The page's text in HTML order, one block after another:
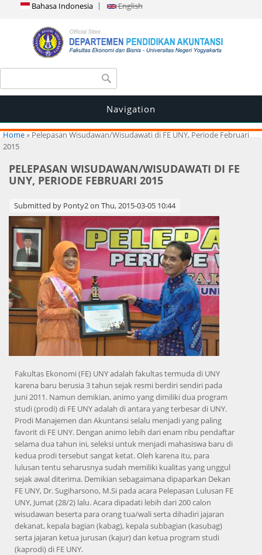
Bahasa Indonesia English
Search form
Navigation
You are here
Home» Pelepasan Wisudawan/Wisudawati di FE UNY, Periode Februari
2015
PELEPASAN WISUDAWAN/WISUDAWATI DI FE
UNY, PERIODE FEBRUARI 2015
Submitted by Ponty2on Thu, 2015-03-05 10:44
Fakultas Ekonomi (FE) UNY adalah fakultas termuda di UNY
karena baru berusia 3 tahun sejak resmi berdiri sendiri pada
Juni 2011. Namun demikian, animo yang dimiliki dua program
studi (prodi) di FE UNY adalah di antara yang terbesar di UNY.
Prodi Manajemen dan Akuntansi selalu menjadi yang paling
favorit di FE UNY. Dengan animo lebih dari enam ribu pendaftar
selama dua tahun ini, seleksi untuk menjadi mahasiswa baru di
kedua prodi tersebut sangat ketat. Oleh karena itu, para
lulusan tentu seharusnya sudah memiliki kualitas yang unggul
sejak awal diterima. Demikian sebagaimana dipaparkan Dekan
FE UNY, Dr. Sugiharsono, M.Si pada acara Pelepasan Lulusan FE
UNY, Jumat (28/2) lalu. Acara dipadati lebih dari 200 calon
wisudawan beserta para orang tua/wali serta dihadiri jajaran
dekanat, kepala bagian (kabag), kepala subbagian (kasubag)
serta jajaran ketua jurusan (kajur) dan ketua program studi
(kaprodi) di FE UNY.